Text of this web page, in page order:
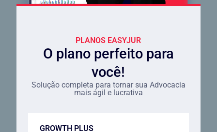
PLANOS EASYJUR
O plano perfeito para
você!
Solução completa para tornar sua Advocacia
mais ágil e lucrativa
GROWTH PLUS